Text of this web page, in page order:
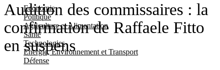
Economie
Politique
Agriculture et Alimentation
Santé
Technologies
Energie, Environnement et Transport
Défense
Audition des commissaires : la
confirmation de Raffaele Fitto
en suspens